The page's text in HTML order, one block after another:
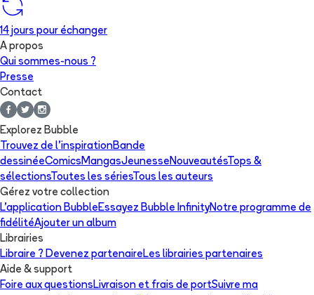
14 jours pour échanger
A propos
Qui sommes-nous ?
Presse
Contact
Explorez Bubble
Trouvez de l'inspirationBande
dessinéeComicsMangasJeunesseNouveautésTops &
sélectionsToutes les sériesTous les auteurs
Gérez votre collection
L'application BubbleEssayez Bubble InfinityNotre programme de
fidélitéAjouter un album
Librairies
Libraire ? Devenez partenaireLes librairies partenaires
Aide & support
Foire aux questionsLivraison et frais de portSuivre ma